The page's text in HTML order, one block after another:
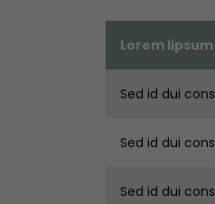
Lorem lipsum
Sed id dui
Sed id dui
Sed id dui